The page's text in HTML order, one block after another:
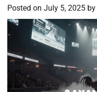
Posted on July 5, 2025 by